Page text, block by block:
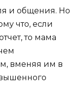
и общения. Но
что, если
то мама
вменяя им в